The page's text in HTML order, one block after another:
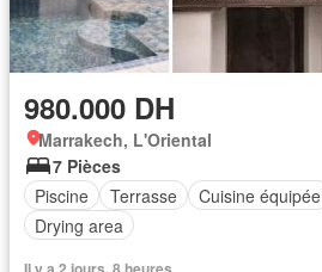
980.000 DH
Marrakech, L'Oriental
7 Pièces
Piscine
Terrasse Cuisine équipée
Drying area